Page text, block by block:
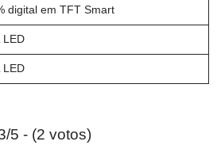
digital em TFT Smart
LED
LED
5 - (2 votos)